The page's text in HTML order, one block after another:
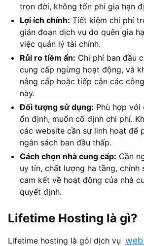
trọn đời, không tốn phí gia hạn
Lợi ích chính: Tiết kiệm chi phí
gián đoạn dịch vụ do quên gia
việc quản lý tài chính.
Rủi ro tiềm ẩn: Chi phí ban đầu
cung cấp ngừng hoạt động, và
nâng cấp hoặc tiếp cận các
này.
Đối tượng sử dụng: Phù hợp với
ổn định, muốn cố định chi phí.
các website cần sự linh hoạt để
ngân sách ban đầu thấp.
Cách chọn nhà cung cấp: Cần
uy tín, chất lượng hạ tầng, chính
cam kết về hoạt động của nhà
quyết định.
Lifetime Hosting là gì?
Lifetime hosting là gói dịch vụ